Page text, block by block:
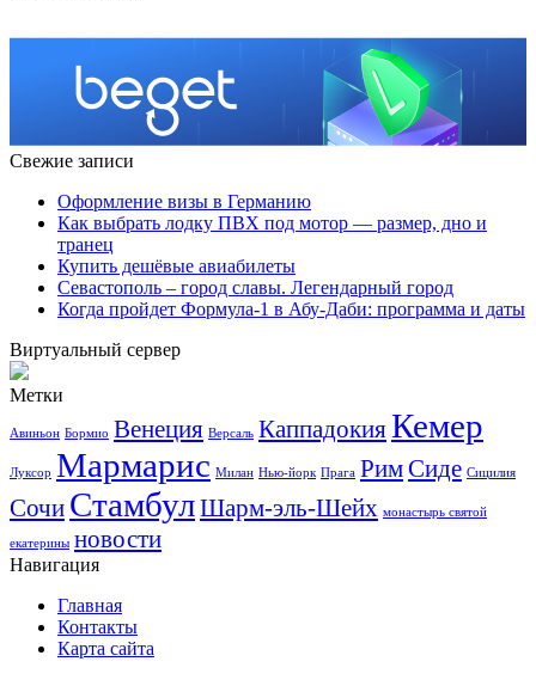
Свежие записи
Оформление визы в Германию
Как выбрать лодку ПВХ под мотор — размер, дно и
транец
Купить дешёвые авиабилеты
Севастополь – город славы. Легендарный город
Когда пройдет Формула-1 в Абу-Даби: программа и даты
Виртуальный сервер
Метки
Авиньон Бормио Венеция Версаль КаппадокияКемер
Луксор Мармарис Милан Нью-йорк Прага РимСиде Сицилия
Сочи СтамбулШарм-эль-Шейх монастырь святой
екатерины новости
Навигация
Главная
Контакты
Карта сайта